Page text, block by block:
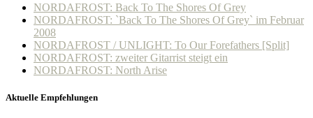
NORDAFROST: Back To The Shores Of Grey
NORDAFROST: `Back To The Shores Of Grey` im Februar
2008
NORDAFROST / UNLIGHT: To Our Forefathers [Split]
NORDAFROST: zweiter Gitarrist steigt ein
NORDAFROST: North Arise
Aktuelle Empfehlungen